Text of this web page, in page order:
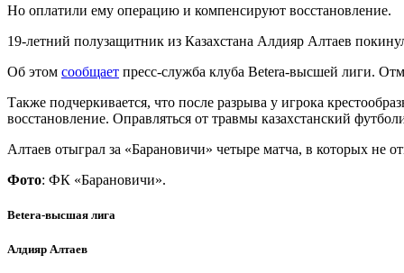
Но оплатили ему операцию и компенсируют восстановление.
19-летний полузащитник из Казахстана Алдияр Алтаев
Об этом сообщает пресс-служба клуба Betera-высшей лиги.
Также подчеркивается, что после разрыва у игрока
восстановление. Оправляться от травмы казахстанский
Алтаев отыграл за «Барановичи» четыре матча, в которых не
Фото: ФК «Барановичи».
Betera-высшая лига
Алдияр Алтаев